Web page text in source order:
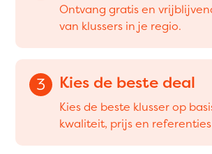
Ontvang gratis en
van klussers in je regio.
3 Kies de beste deal
Kies de beste klusser op
kwaliteit, prijs en referenties